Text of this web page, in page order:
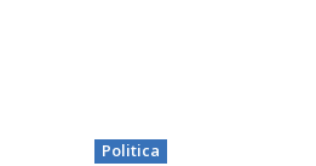
Politica